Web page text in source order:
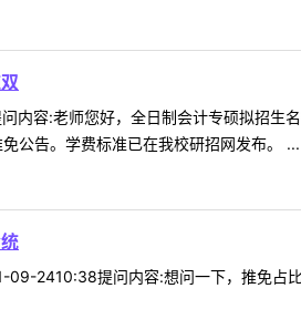
容:老师您好，全日制会计专硕拟招生
公告。学费标准已在我校研招网发布。 ...
2410:38提问内容:想问一下，推免占